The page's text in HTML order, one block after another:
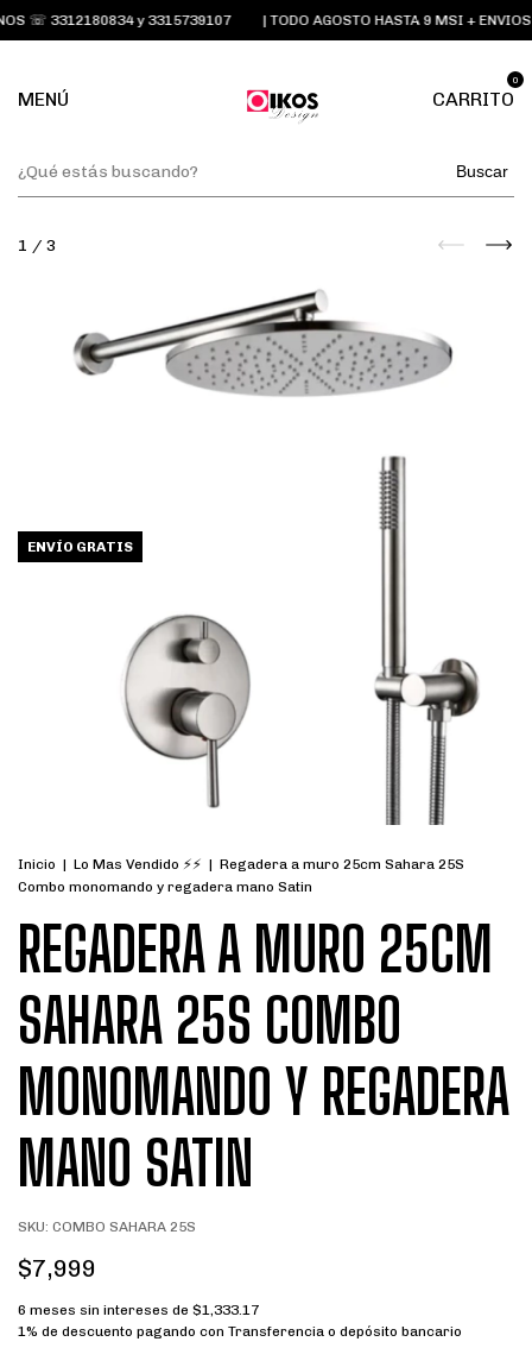
☏ 3312180834 y 3315739107 | TODO AGOSTO HASTA 9 MSI + ENVIOS
MENÚ CARRITO
0
Buscar
1 / 3
ENVÍO GRATIS
Inicio | Lo Mas Vendido ⚡⚡ | Regadera a muro 25cm Sahara 25S
Combo monomando y regadera mano Satin
REGADERA A MURO 25CM
SAHARA 25S COMBO
MONOMANDO Y REGADERA
MANO SATIN
SKU: COMBO SAHARA 25S
$7,999
6 meses sin intereses de $1,333.17
1% de descuento pagando con Transferencia o depósito bancario